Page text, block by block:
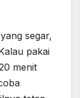
segar,
pakai
menit